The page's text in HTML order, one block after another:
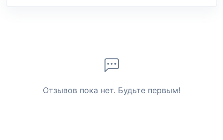
Отзывов пока нет. Будьте первым!